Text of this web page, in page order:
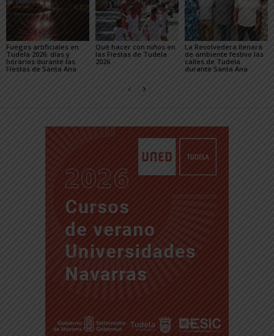
Fuegos artificiales en
Tudela 2026: días y
horarios durante las
Fiestas de Santa Ana
Qué hacer con niños en
las Fiestas de Tudela
2026
La Revolvedera llenará
de ambiente festivo las
calles de Tudela
durante Santa Ana